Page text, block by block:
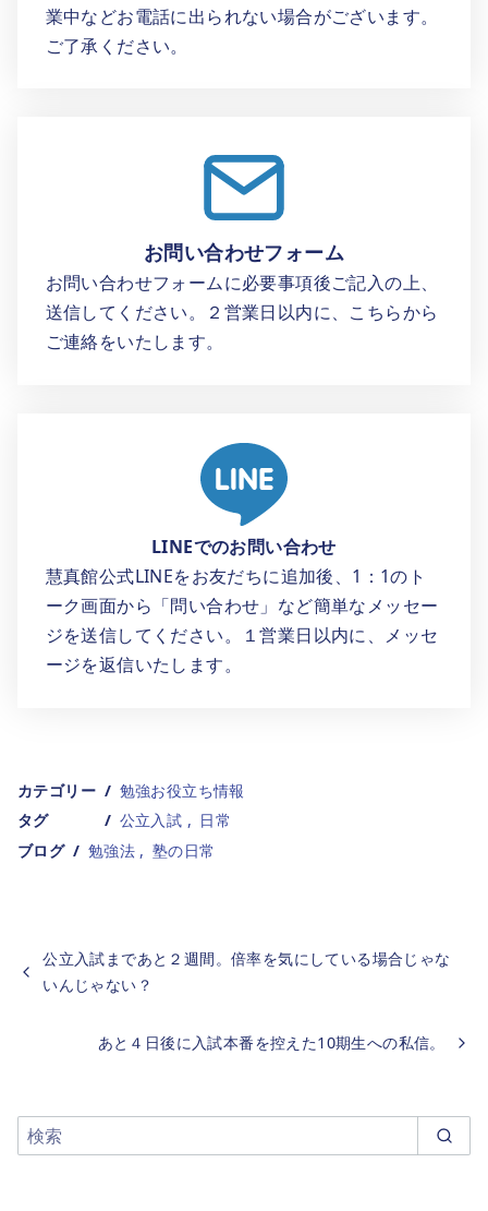
業中などお電話に出られない場合がございます。
ご了承ください。
お問い合わせフォーム
お問い合わせフォームに必要事項後ご記入の上、
送信してください。２営業日以内に、こちらから
ご連絡をいたします。
LINEでのお問い合わせ
慧真館公式LINEをお友だちに追加後、1：1のト
ーク画面から「問い合わせ」など簡単なメッセー
ジを送信してください。１営業日以内に、メッセ
ージを返信いたします。
カテゴリー
勉強お役立ち情報
タグ
公立入試
日常
ブログ
勉強法 塾の日常
公立入試まであと２週間。倍率を気にしている場合じゃな
いんじゃない？
あと４日後に入試本番を控えた10期生への私信。